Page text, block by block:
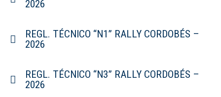
2026
REGL. TÉCNICO “N1” RALLY CORDOBÉS –
2026
REGL. TÉCNICO “N3” RALLY CORDOBÉS –
2026